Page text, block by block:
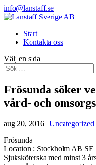
info@lanstaff.se
Start
Kontakta oss
Välj en sida
Frösunda söker
vård- och
aug 20, 2016 | Uncategorized
Frösunda
Location : Stockholm AB SE
Sjuksköterska med minst 3